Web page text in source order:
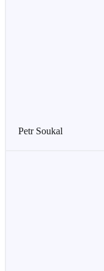
Petr Soukal